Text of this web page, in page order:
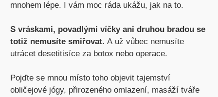
mnohem lépe. I vám moc ráda ukážu, jak na to.
S vráskami, povadlými víčky ani druhou bradou se
totiž nemusíte smiřovat. A už vůbec nemusíte
utrácet desetitisíce za botox nebo operace.
Pojďte se mnou místo toho objevit tajemství
obličejové jógy, přirozeného omlazení, masáží tváře